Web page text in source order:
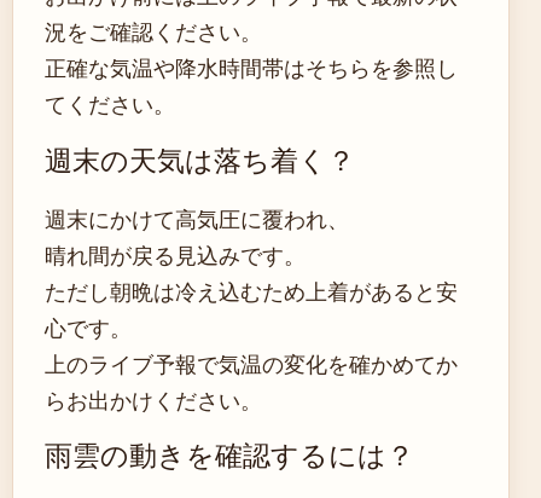
況をご確認ください。
正確な気温や降水時間帯はそちらを参照し
てください。
週末の天気は落ち着く？
週末にかけて高気圧に覆われ、
晴れ間が戻る見込みです。
ただし朝晩は冷え込むため上着があると安
心です。
上のライブ予報で気温の変化を確かめてか
らお出かけください。
雨雲の動きを確認するには？